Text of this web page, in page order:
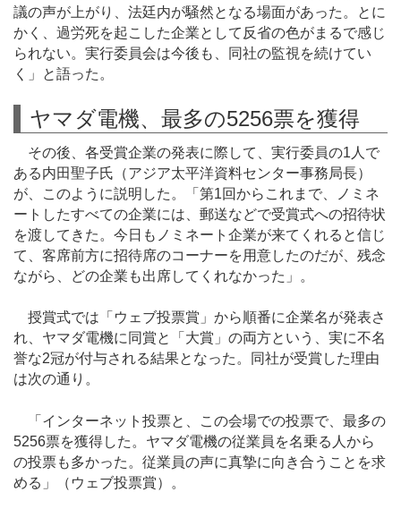
議の声が上がり、法廷内が騒然となる場面があった。とに
かく、過労死を起こした企業として反省の色がまるで感じ
られない。実行委員会は今後も、同社の監視を続けてい
く」と語った。
ヤマダ電機、最多の5256票を獲得
その後、各受賞企業の発表に際して、実行委員の1人で
ある内田聖子氏（アジア太平洋資料センター事務局長）
が、このように説明した。「第1回からこれまで、ノミネ
ートしたすべての企業には、郵送などで受賞式への招待状
を渡してきた。今日もノミネート企業が来てくれると信じ
て、客席前方に招待席のコーナーを用意したのだが、残念
ながら、どの企業も出席してくれなかった」。
授賞式では「ウェブ投票賞」から順番に企業名が発表さ
れ、ヤマダ電機に同賞と「大賞」の両方という、実に不名
誉な2冠が付与される結果となった。同社が受賞した理由
は次の通り。
「インターネット投票と、この会場での投票で、最多の
5256票を獲得した。ヤマダ電機の従業員を名乗る人から
の投票も多かった。従業員の声に真摯に向き合うことを求
める」（ウェブ投票賞）。